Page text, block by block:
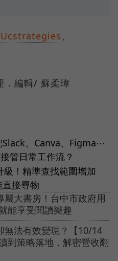
Ucstrategies、
．編輯/ 蘇柔瑋
、Canva、Figma⋯
管日常工作流？
！精準查找範圍增加
接尋物
大書房！台中市政府用
能享受閱讀樂趣
無法有效變現？【10/14
到策略落地，解密營收翻